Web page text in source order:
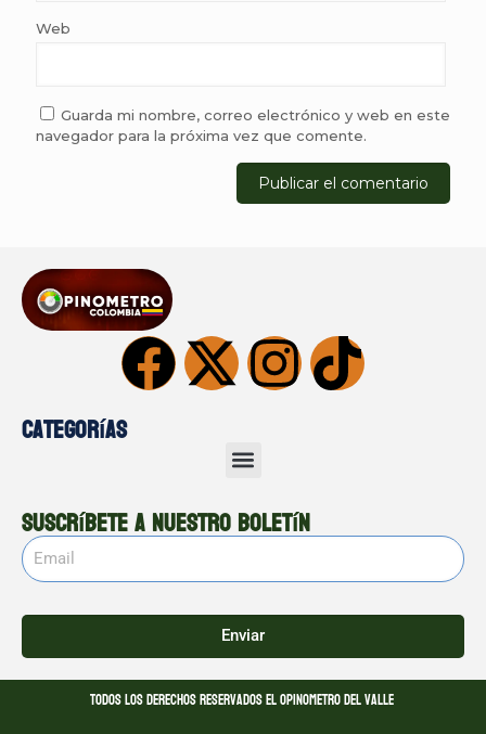
Web
Guarda mi nombre, correo electrónico y web en este
navegador para la próxima vez que comente.
Categorías
Suscríbete a nuestro boletín
Enviar
Todos los derechos reservados El opinometro del valle